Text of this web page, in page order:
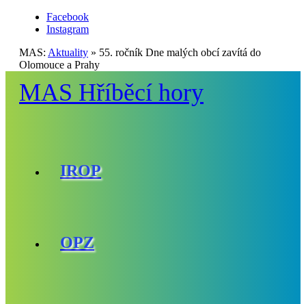
Facebook
Instagram
MAS: Aktuality » 55. ročník Dne malých obcí zavítá do
Olomouce a Prahy
MAS Hříběcí hory
IROP
OPZ